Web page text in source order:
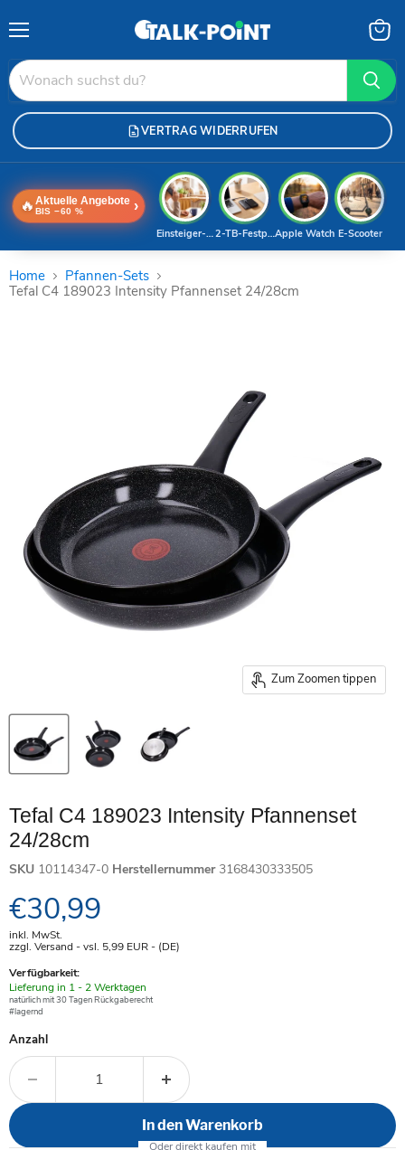
VERTRAG WIDERRUFEN
🔥 Aktuelle Angebote
BIS −60 % ›
E-Scooter
Apple Watch
2-TB-Festplatte
Einsteiger-Handy
Home
Pfannen-Sets
Tefal C4 189023 Intensity Pfannenset 24/28cm
Zum Zoomen tippen
Tefal C4 189023 Intensity Pfannenset
24/28cm
SKU 10114347-0 Herstellernummer 3168430333505
Aktueller Preis
€30,99
inkl. MwSt.
zzgl. Versand - vsl. 5,99 EUR- (DE)
Verfügbarkeit:
Verfügbar
-
Lieferung in 1 - 2 Werktagen
natürlich mit 30 Tagen Rückgaberecht
#lagernd
Anzahl
In den Warenkorb